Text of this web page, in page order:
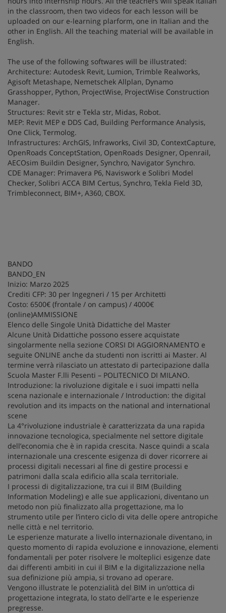
in the classroom, then two videos for each lesson will be
uploaded on our e-learning plarform, one in Italian and the
other in English. All the teaching material will be available in
English.
The use of the following softwares will be illustrated:
Architecture: Autodesk Revit, Lumion, Trimble Realworks,
Agisoft Metashape, Nemetschek Allplan, Dynamo
Grasshopper, Python, ProjectWise, ProjectWise Construction
Manager.
Structures: Revit str e Tekla str, Midas, Robot.
MEP: Revit MEP e DDS Cad, Building Performance Analysis,
One Click, Termolog.
Infrastructures: ArchGIS, Infraworks, Civil 3D, ContextCapture,
OpenRoads ConceptStation, OpenRoads Designer, Openrail,
AECOsim Buildin Designer, Synchro, Navigator Synchro.
CDE Manager: Primavera P6, Naviswork e Solibri Model
Checker, Solibri ACCA BIM Certus, Synchro, Tekla Field 3D,
Trimbleconnect, BIM+, A360, CBOX.
BANDO
BANDO_EN
Inizio: Marzo 2025
Crediti CFP: 30 per Ingegneri / 15 per Architetti
Costo: 6500€ (frontale / on campus) / 4000€
(online)AMMISSIONE
Elenco delle Singole Unità Didattiche del Master
Alcune Unità Didattiche possono essere acquistate
singolarmente nella sezione CORSI DI AGGIORNAMENTO e
seguite ONLINE anche da studenti non iscritti ai Master. Al
termine verrà rilasciato un attestato di partecipazione dalla
Scuola Master F.lli Pesenti – POLITECNICO DI MILANO.
Introduzione: la rivoluzione digitale e i suoi impatti nella
scena nazionale e internazionale / Introduction: the digital
revolution and its impacts on the national and international
scene
La 4°rivoluzione industriale è caratterizzata da una rapida
innovazione tecnologica, specialmente nel settore digitale
dell’economia che è in rapida crescita. Nasce quindi a scala
internazionale una crescente esigenza di dover ricorrere ai
processi digitali necessari al fine di gestire processi e
patrimoni dalla scala edificio alla scala territoriale.
I processi di digitalizzazione, tra cui il BIM (Building
Information Modeling) e alle sue applicazioni, diventano un
metodo non più finalizzato alla progettazione, ma lo
strumento utile per l’intero ciclo di vita delle opere antropiche
nelle città e nel territorio.
Le esperienze maturate a livello internazionale diventano, in
questo momento di rapida evoluzione e innovazione, elementi
fondamentali per poter risolvere le molteplici esigenze date
dai differenti ambiti in cui il BIM e la digitalizzazione nella
sua definizione più ampia, si trovano ad operare.
Vengono illustrate le potenzialità del BIM in un’ottica di
progettazione integrata, lo stato dell'arte e le esperienze
pregresse.